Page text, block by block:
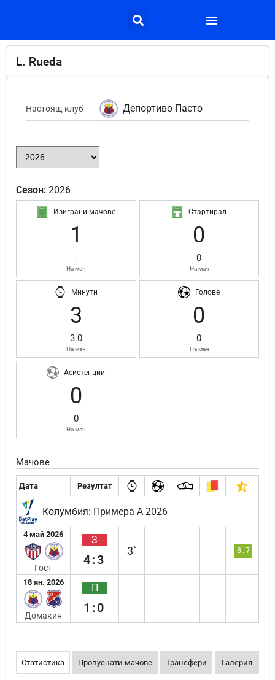
L. Rueda
Настоящ клуб Депортиво Пасто
Сезон: 2026
Изиграни мачове
1
-
На мач
Стартирал
0
0
На мач
Минути
3
3.0
На мач
Голове
0
0
На мач
Асистенции
0
0
На мач
Мачове
Дата Резултат
Колумбия: Примера А 2026
4 май 2026
Гост
З
4:3
3` 6.7
18 ян. 2026
Домакин
П
1:0
Статистика Пропуснати мачове Трансфери Галерия